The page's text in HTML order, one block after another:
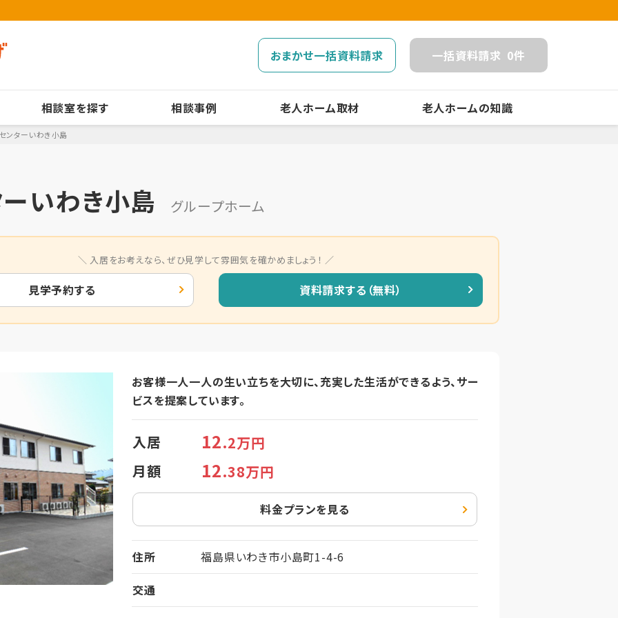
おまかせ一括資料請求 一括資料請求 0件
相談室を探す 相談事例 老人ホーム取材 老人ホームの知識
ンターいわき小島
いわき小島 グループホーム
入居をお考えなら、ぜひ見学して雰囲気を確かめましょう！
見学予約する 資料請求する（無料）
お客様一人一人の生い立ちを大切に、充実した生活ができるよう、サー
ビスを提案しています。
入居 12.2万円
月額
12.38万円
料金プランを見る
住所
福島県いわき市小島町1-4-6
交通